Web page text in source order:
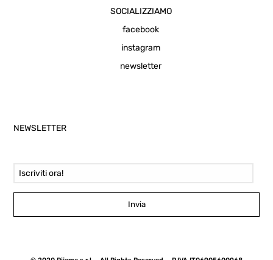
SOCIALIZZIAMO
facebook
instagram
newsletter
NEWSLETTER
Invia